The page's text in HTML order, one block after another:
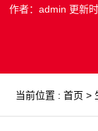
作者：admin 更新
当前位置 :首页 >